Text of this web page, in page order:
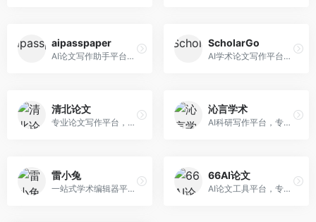
aipasspaper
AI论文写作助手平台，提供智能化的学术写作支持。面向大学生和研究人员，支持多种学科论文生成，提供参考文献管理和格式规范服务，写作效率高。
ScholarGo
AI学术论文写作平台，专注于理工科领域的逻辑构建。面向理工科研究生和科研工作者，提供公式编辑、数据分析、论文结构优化等服务，理工科写作逻辑严谨。
清北论文
专业论文写作平台，依托高校学术资源。面向本科生和研究生，提供论文指导、写作辅助、查重检测等服务，学术规范性强，适合追求高质量论文的用户。
沁言学术
AI科研写作平台，专注于学术研究辅助。面向研究生和科研工作者，提供文献分析、研究方法指导、论文撰写等服务，学术资源丰富，研究支持全面。
雷小兔
一站式学术编辑器平台，覆盖论文写作全流程。面向高校学生和科研人员，提供选题分析、文献检索、论文生成、查重降重等服务，操作流程清晰，学术写作效率显著提升。
66AI论文
AI论文工具平台，专注于高质量低查重论文生成。面向大学生和研究生，提供论文写作、降重修改等服务，生成内容原创度高，查重率低。